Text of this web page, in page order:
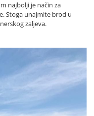
najbolji je način za
Stoga unajmite brod u
zaljeva.